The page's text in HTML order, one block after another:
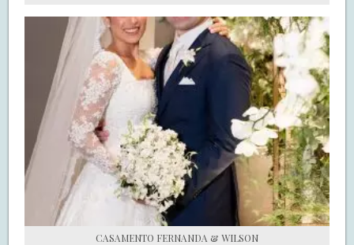
CASAMENTO FERNANDA & WILSON